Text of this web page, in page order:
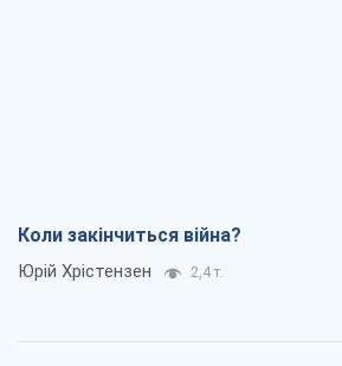
Коли закінчиться війна?
Юрій Хрістензен 2,4 т.